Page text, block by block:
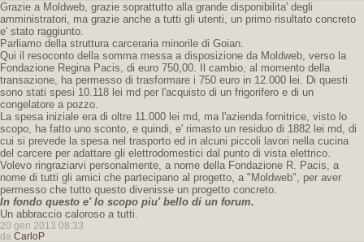
Grazie a Moldweb, grazie soprattutto alla grande disponibilita' degli
amministratori, ma grazie anche a tutti gli utenti, un primo risultato concreto
e' stato raggiunto.
Parliamo della struttura carceraria minorile di Goian.
Qui il resoconto della somma messa a disposizione da Moldweb, verso la
Fondazione Regina Pacis, di euro 750,00. Il cambio, al momento della
transazione, ha permesso di trasformare i 750 euro in 12.000 lei. Di questi
sono stati spesi 10.118 lei md per l'acquisto di un frigorifero e di un
congelatore a pozzo.
La spesa iniziale era di oltre 11.000 lei md, ma l'azienda fornitrice, visto lo
scopo, ha fatto uno sconto, e quindi, e' rimasto un residuo di 1882 lei md, di
cui si prevede la spesa nel trasporto ed in alcuni piccoli lavori nella cucina
del carcere per adattare gli elettrodomestici dal punto di vista elettrico.
Volevo ringraziarvi personalmente, a nome della Fondazione R. Pacis, a
nome di tutti gli amici che partecipano al progetto, a "Moldweb", per aver
permesso che tutto questo divenisse un progetto concreto.
In fondo questo e' lo scopo piu' bello di un forum.
Un abbraccio caloroso a tutti.
20 gen 2013 08:33
da CarloP